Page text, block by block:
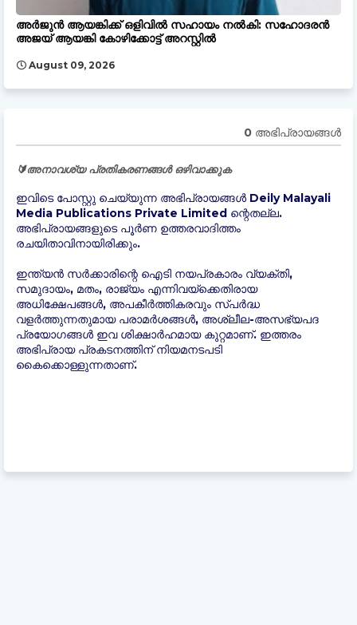
അർജുൻ ആയങ്കിക്ക് ഒളിവിൽ സഹായം നൽകി: സഹോദരൻ
അജയ് ആയങ്കി കോഴിക്കോട്ട് അറസ്റ്റിൽ
August 09, 2026
0 അഭിപ്രായങ്ങള്‍
🔰അനാവശ്യ പ്രതികരണങ്ങൾ ഒഴിവാക്കുക
ഇവിടെ പോസ്റ്റു ചെയ്യുന്ന അഭിപ്രായങ്ങൾ Deily Malayali
Media Publications Private Limited ന്റെതല്ല.
അഭിപ്രായങ്ങളുടെ പൂർണ ഉത്തരവാദിത്തം
രചയിതാവിനായിരിക്കും.
ഇന്ത്യന്‍ സർക്കാരിന്റെ ഐടി നയപ്രകാരം വ്യക്തി,
സമുദായം, മതം, രാജ്യം എന്നിവയ്ക്കെതിരായ
അധിക്ഷേപങ്ങൾ, അപകീർത്തികരവും സ്പർദ്ധ
വളർത്തുന്നതുമായ പരാമർശങ്ങൾ, അശ്ലീല-അസഭ്യപദ
പ്രയോഗങ്ങൾ ഇവ ശിക്ഷാർഹമായ കുറ്റമാണ്. ഇത്തരം
അഭിപ്രായ പ്രകടനത്തിന് നിയമനടപടി
കൈക്കൊള്ളുന്നതാണ്.